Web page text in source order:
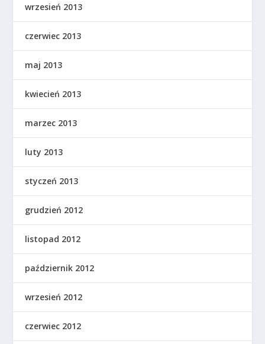
wrzesień 2013
czerwiec 2013
maj 2013
kwiecień 2013
marzec 2013
luty 2013
styczeń 2013
grudzień 2012
listopad 2012
październik 2012
wrzesień 2012
czerwiec 2012